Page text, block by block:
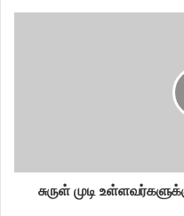
சுருள் முடி